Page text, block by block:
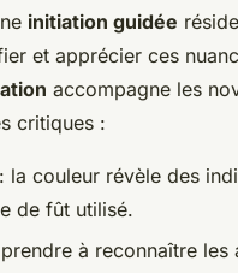
initiation guidée
et apprécier ces
accompagne les
critiques :
: la couleur révèle des
de fût utilisé.
à reconnaître les